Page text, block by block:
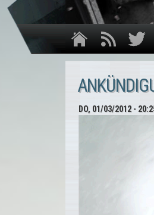
DO, 01/03/2012 -